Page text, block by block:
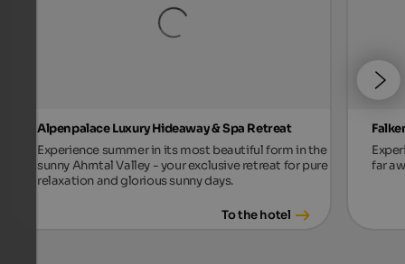
Alpenpalace Luxury Hideaway & Spa Retreat
Experience summer in its most beautiful form in the
sunny Ahrntal Valley - your exclusive retreat for pure
relaxation and glorious sunny days.
To the hotel
far